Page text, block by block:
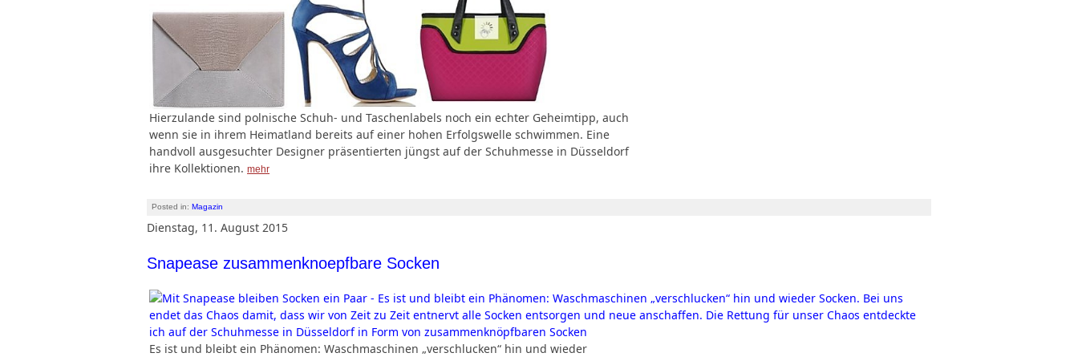
Hierzulande sind polnische Schuh- und Taschenlabels noch ein echter Geheimtipp, auch
wenn sie in ihrem Heimatland bereits auf einer hohen Erfolgswelle schwimmen. Eine
handvoll ausgesuchter Designer präsentierten jüngst auf der Schuhmesse in Düsseldorf
ihre Kollektionen. mehr
Posted in: Magazin
Dienstag, 11. August 2015
Snapease zusammenknoepfbare Socken
Es ist und bleibt ein Phänomen: Waschmaschinen „verschlucken“ hin und wieder